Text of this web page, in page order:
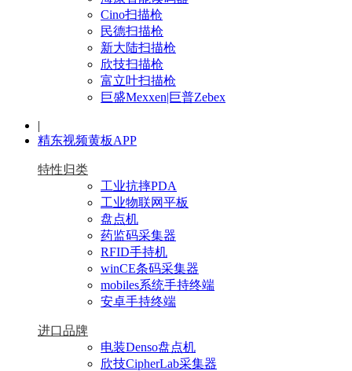
Cino扫描枪
民德扫描枪
新大陆扫描枪
欣技扫描枪
富立叶扫描枪
巨盛Mexxen|巨普Zebex
|
精东视频黄板APP
特性归类
工业抗摔PDA
工业物联网平板
盘点机
药监码采集器
RFID手持机
winCE条码采集器
mobiles系统手持终端
安卓手持终端
进口品牌
电装Denso盘点机
欣技CipherLab采集器